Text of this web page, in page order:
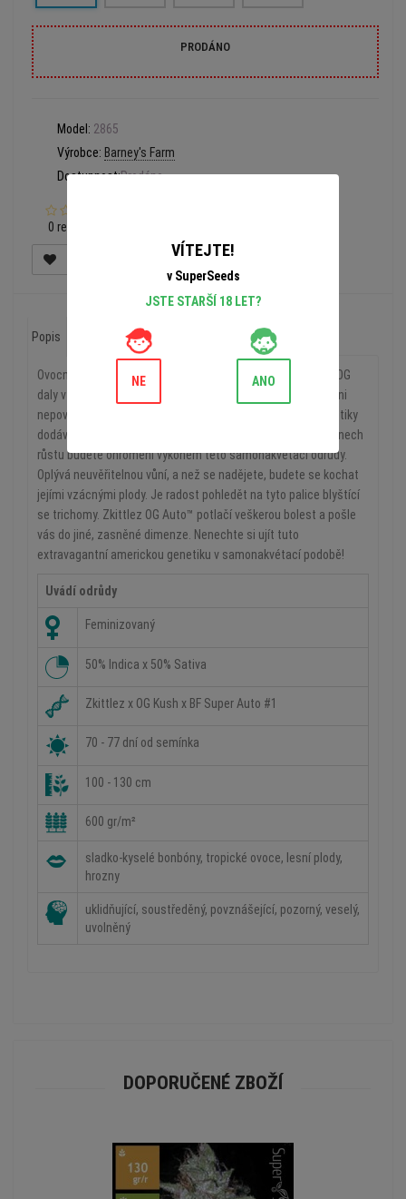
PRODÁNO
Model: 2865
Výrobce: Barney's Farm
Dostupnost:Prodáno
0 recenzí
Popis Recenze (0)
Ovocné příchutě kombinované s naším hojně oceňovaným OG
daly vzniknout něčemu, co jsme u samonakvétací odrůdy ani
nepovažovali za možné. Úžasná kombinace nádherné genetiky
dodává až nadpozemsky uklidňující efekt. Po pouhých 70 dnech
růstu budete ohromeni výkonem této samonakvétací odrůdy.
Oplývá neuvěřitelnou vůní, a než se nadějete, budete se kochat
jejími vzácnými plody. Je radost pohledět na tyto palice blyštící
se trichomy. Zkittlez OG Auto™ potlačí veškerou bolest a pošle
vás do jiné, zasněné dimenze. Nenechte si ujít tuto
extravagantní americkou genetiku v samonakvétací podobě!
Uvádí odrůdy
Feminizovaný
50% Indica x 50% Sativa
Zkittlez x OG Kush x BF Super Auto #1
70 - 77 dní od semínka
100 - 130 cm
600 gr/m²
sladko-kyselé bonbóny, tropické ovoce, lesní plody,
hrozny
uklidňující, soustředěný, povznášející, pozorný, veselý,
uvolněný
DOPORUČENÉ ZBOŽÍ
VÍTEJTE!
v SuperSeeds
JSTE STARŠÍ 18 LET?
NE ANO